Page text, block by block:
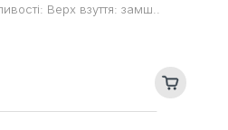
Верх взуття: замш..